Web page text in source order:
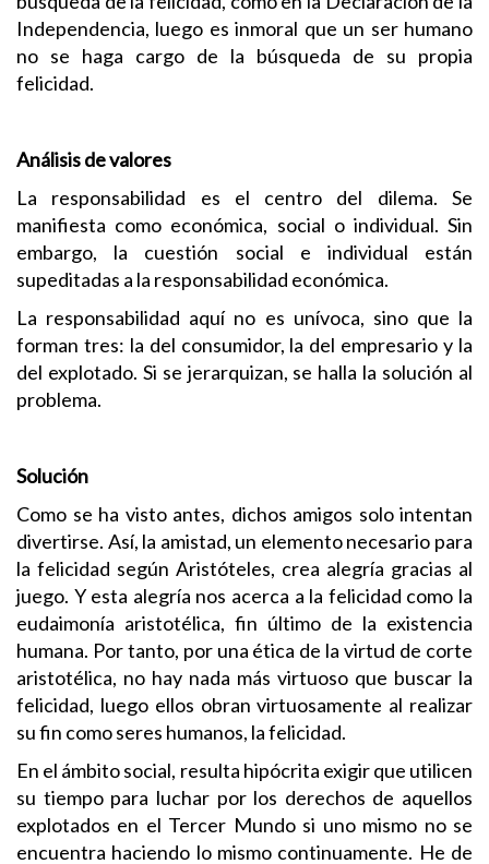
Independencia, luego es inmoral que un ser humano
no se haga cargo de la búsqueda de su propia
felicidad.
Análisis de valores
La responsabilidad es el centro del dilema. Se
manifiesta como económica, social o individual. Sin
embargo, la cuestión social e individual están
supeditadas a la responsabilidad económica.
La responsabilidad aquí no es unívoca, sino que la
forman tres: la del consumidor, la del empresario y la
del explotado. Si se jerarquizan, se halla la solución al
problema.
Solución
Como se ha visto antes, dichos amigos solo intentan
divertirse. Así, la amistad, un elemento necesario para
la felicidad según Aristóteles, crea alegría gracias al
juego. Y esta alegría nos acerca a la felicidad como la
eudaimonía aristotélica, fin último de la existencia
humana. Por tanto, por una ética de la virtud de corte
aristotélica, no hay nada más virtuoso que buscar la
felicidad, luego ellos obran virtuosamente al realizar
su fin como seres humanos, la felicidad.
En el ámbito social, resulta hipócrita exigir que utilicen
su tiempo para luchar por los derechos de aquellos
explotados en el Tercer Mundo si uno mismo no se
encuentra haciendo lo mismo continuamente. He de